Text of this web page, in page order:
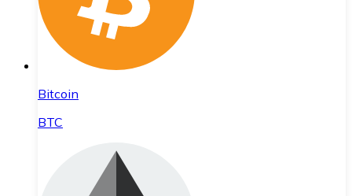
Bitcoin
BTC